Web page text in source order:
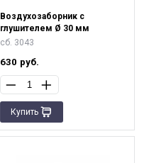
Воздухозаборник с
глушителем Ø 30 мм
сб. 3043
630 руб.
Купить